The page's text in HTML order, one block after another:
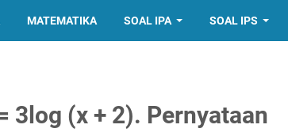
MATEMATIKA SOAL IPA SOAL IPS
3log (x + 2). Pernyataan